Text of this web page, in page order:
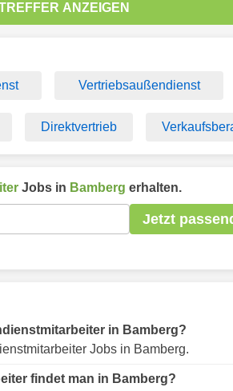
ANZEIGEN
Vertriebsaußendienst
Direktvertrieb
Jobs in Bamberg erhalten.
Jetzt
in Bamberg?
Jobs in Bamberg.
findet man in Bamberg?